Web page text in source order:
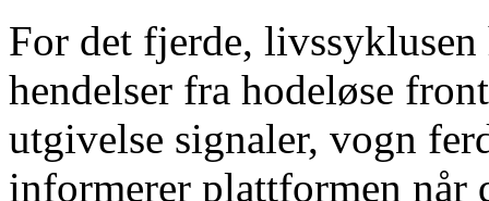
For det fjerde,
hendelser fra hodeløse
utgivelse signaler, vogn
informerer plattformen når